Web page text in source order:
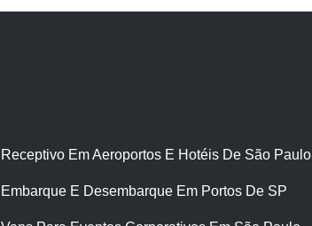
Receptivo Em Aeroportos E Hotéis De São Paulo
Embarque E Desembarque Em Portos De SP